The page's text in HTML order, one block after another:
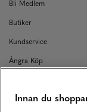
Bli Medlem
Butiker
Kundservice
Ångra Köp
Returer
Innan du